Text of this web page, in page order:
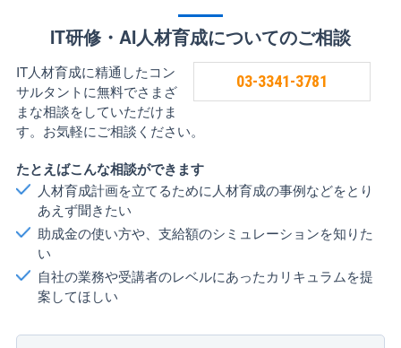
IT研修・AI人材育成についてのご相談
03-3341-3781
IT人材育成に精通したコン
サルタントに無料でさまざ
まな相談をしていただけま
す。お気軽にご相談ください。
たとえばこんな相談ができます
人材育成計画を立てるために人材育成の事例などをとり
あえず聞きたい
助成金の使い方や、支給額のシミュレーションを知りた
い
自社の業務や受講者のレベルにあったカリキュラムを提
案してほしい